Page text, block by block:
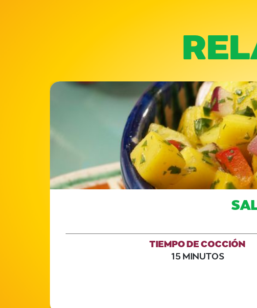
TIEMPO DE COCCIÓN
15 MINUTOS